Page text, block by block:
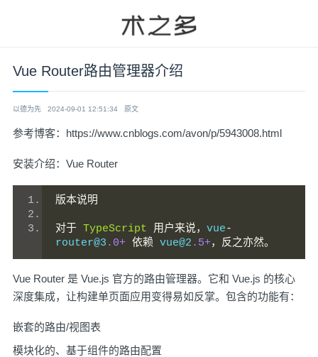
Vue Router路由管理器介绍
以德为先 2024-09-01 12:51:34 原文
参考博客： https://www.cnblogs.com/avon/p/5943008.html
安装介绍： Vue Router
版本说明
对于 TypeScript 用户来说， vue-
router@3 .0+ 依赖 vue@2 .5+，反之亦然。
Vue Router 是 Vue.js 官方的路由管理器。它和 Vue.js 的核心
深度集成，让构建单页面应用变得易如反掌。包含的功能有：
嵌套的路由/视图表
模块化的、基于组件的路由配置